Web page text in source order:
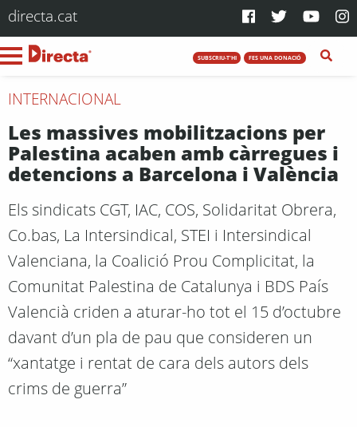
directa.cat
SUBSCRIU-T'HI FES UNA DONACIÓ
INTERNACIONAL
Les massives mobilitzacions per
Palestina acaben amb càrregues i
detencions a Barcelona i València
Els sindicats CGT, IAC, COS, Solidaritat Obrera,
Co.bas, La Intersindical, STEI i Intersindical
Valenciana, la Coalició Prou Complicitat, la
Comunitat Palestina de Catalunya i BDS País
Valencià criden a aturar-ho tot el 15 d’octubre
davant d’un pla de pau que consideren un
“xantatge i rentat de cara dels autors dels
crims de guerra”